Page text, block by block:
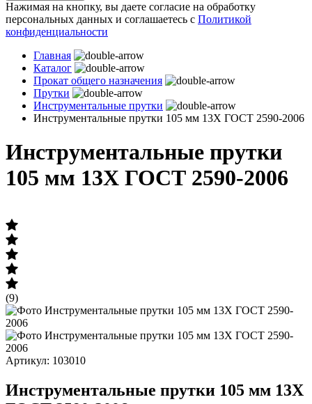
Нажимая на кнопку, вы даете согласие на обработку
персональных данных и соглашаетесь с Политикой
конфиденциальности
Главная
Каталог
Прокат общего назначения
Прутки
Инструментальные прутки
Инструментальные прутки 105 мм 13Х ГОСТ 2590-2006
Инструментальные прутки
105 мм 13Х ГОСТ 2590-2006
(9)
Артикул: 103010
Инструментальные прутки 105 мм 13Х